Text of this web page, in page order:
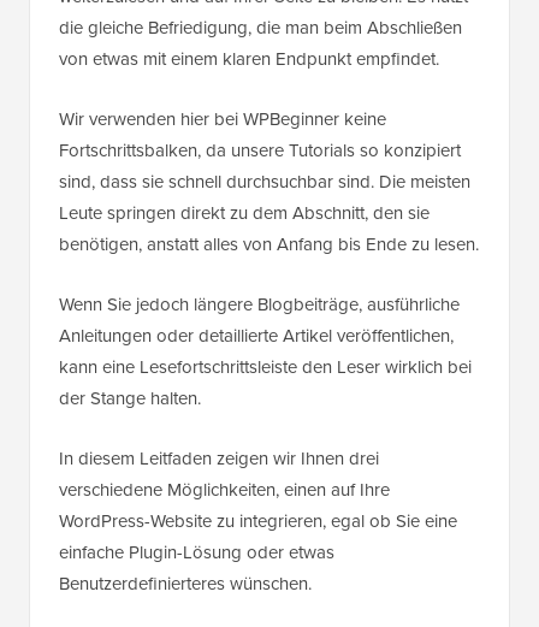
die gleiche Befriedigung, die man beim Abschließen
von etwas mit einem klaren Endpunkt empfindet.
Wir verwenden hier bei WPBeginner keine
Fortschrittsbalken, da unsere Tutorials so konzipiert
sind, dass sie schnell durchsuchbar sind. Die meisten
Leute springen direkt zu dem Abschnitt, den sie
benötigen, anstatt alles von Anfang bis Ende zu lesen.
Wenn Sie jedoch längere Blogbeiträge, ausführliche
Anleitungen oder detaillierte Artikel veröffentlichen,
kann eine Lesefortschrittsleiste den Leser wirklich bei
der Stange halten.
In diesem Leitfaden zeigen wir Ihnen drei
verschiedene Möglichkeiten, einen auf Ihre
WordPress-Website zu integrieren, egal ob Sie eine
einfache Plugin-Lösung oder etwas
Benutzerdefinierteres wünschen.